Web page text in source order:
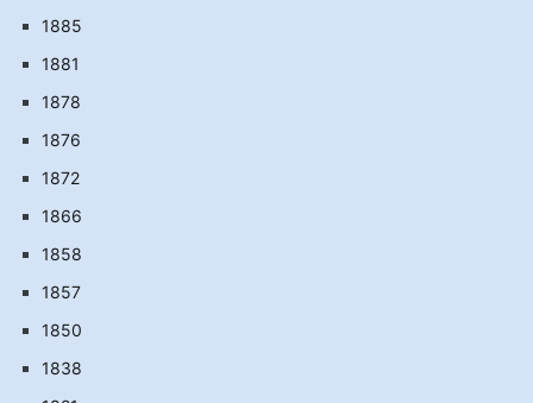
1885
1881
1878
1876
1872
1866
1858
1857
1850
1838